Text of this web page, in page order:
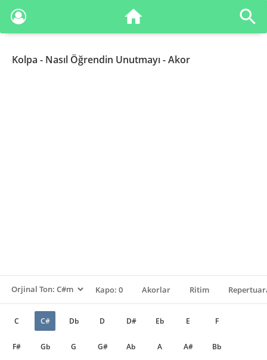
Kolpa - Nasıl Öğrendin Unutmayı - Akor
Kapo: 0 Akorlar Ritim
C C# Db D D# Eb E F
F# Gb G G# Ab A A# Bb